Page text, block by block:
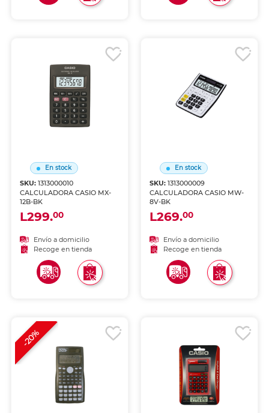
En stock
SKU:1313000010
CALCULADORA CASIO MX-
12B-BK
L299.00
Envío a domicilio
Recoge en tienda
En stock
SKU: 1313000009
CALCULADORA CASIO MW-
8V-BK
L269.00
Envío a domicilio
Recoge en tienda
-20%